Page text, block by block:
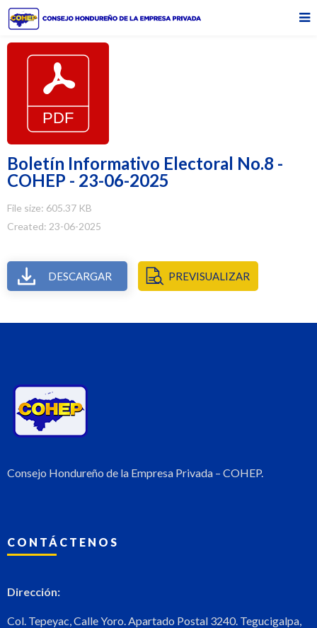
Boletín Informativo Electoral No.8 -
COHEP - 23-06-2025
File size: 605.37 KB
Created: 23-06-2025
DESCARGAR PREVISUALIZAR
Consejo Hondureño de la Empresa Privada – COHEP.
CONTÁCTENOS
Dirección:
Col. Tepeyac, Calle Yoro. Apartado Postal 3240. Tegucigalpa,